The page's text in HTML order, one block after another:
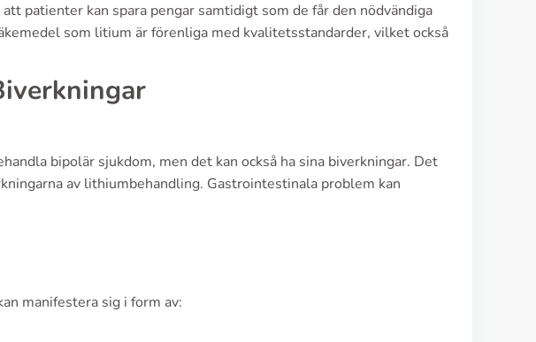
patienter kan spara pengar samtidigt som de får den nödvändiga
som litium är förenliga med kvalitetsstandarder, vilket också
bipolär sjukdom, men det kan också ha sina biverkningar. Det
av lithiumbehandling. Gastrointestinala problem kan
manifestera sig i form av: